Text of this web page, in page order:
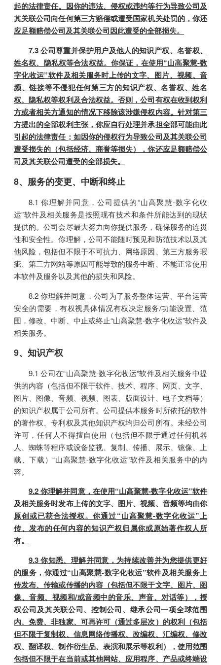
起的法律责任。因你的违法、侵权或违约等行为导致公司及
其关联公司向任何第三方赔偿或遭受国家机关处罚的，你还
应足额赔偿公司及其关联公司因此遭受的全部损失。
7.3 公司尊重并保护用户及他人的知识产权、名誉权、
姓名权、隐私权等合法权益。你保证，在使用“山高聚慧-数
字化收运”软件及相关服务时上传的文字、图片、视频、音
频、链接等不侵犯任何第三方的知识产权、名誉权、姓名
权、隐私权等权利及合法权益。否则，公司有权在收到权利
方或者相关方通知的情况下移除该涉嫌侵权内容。针对第三
方提出的全部权利主张，你应自行处理并承担全部可能由此
引起的法律责任；如因你的侵权行为导致公司及其关联公司
遭受损失的（包括经济、商誉等损失），你还应足额赔偿公
司及其关联公司遭受的全部损失。
8、服务的变更、中断和终止
8.1 你理解并同意，公司提供的“山高聚慧-数字化收
运”软件及相关服务是按照现有技术和条件所能达到的现状
提供的。公司会尽最大努力向你提供服务，确保服务的连贯
性和安全性。你理解，公司不能随时预见和防范技术以及其
他风险，包括但不限于不可抗力、网络原因、第三方服务瑕
疵、第三方网站等原因可能导致的服务中断、不能正常使用
本软件及服务以及其他的损失和风险。
8.2 你理解并同意，公司为了服务整体运营、平台运营
安全的需要，有权视具体情况有权决定服务/功能设置、范
围，修改、中断、中止或终止“山高聚慧-数字化收运”软件及
相关服务。
9、知识产权
9.1 公司在“山高聚慧-数字化收运”软件及相关服务中提
供的内容（包括但不限于软件、技术、程序、网页、文字、
图片、图像、音频、视频、图表、版面设计、电子文档等）
的知识产权属于公司所有。公司提供本服务时所依托的软件
的著作权、专利权及其他知识产权均归公司所有。未经公司
许可，任何人不得擅自使用（包括但不限于通过任何机器
人、蜘蛛等程序或设备监视、复制、传播、展示、镜像、上
载、下载）“山高聚慧-数字化收运”软件及相关服务中的内
容。
9.2 你理解并同意，在使用“山高聚慧-数字化收运”软件
及相关服务时发布上传的文字、图片、视频、音频等均由你
原创或已获合法授权。你通过“山高聚慧-数字化收运”上
传、发布的任何内容的知识产权归属你或原始著作权人所
有。
9.3 你知悉、理解并同意，为持续改善并为您提供更好
的服务，你通过“山高聚慧-数字化收运”软件及相关服务上
传发布、传输或传播的内容（包括但不限于文字、图片、图
像、音频、视频和/或音频中的音乐、声音、对话等），授
权公司及其关联公司、控制公司、继承公司一项全球范围
内、免费、非独家、可再许可（通过多层次）的权利（包括
但不限于复制权、信息网络传播权、改编权、汇编权、修改
权、翻译权、制作衍生品、表演和展示等权利），使用范围
包括但不限于在当前或其他网站、应用程序、产品或终端设